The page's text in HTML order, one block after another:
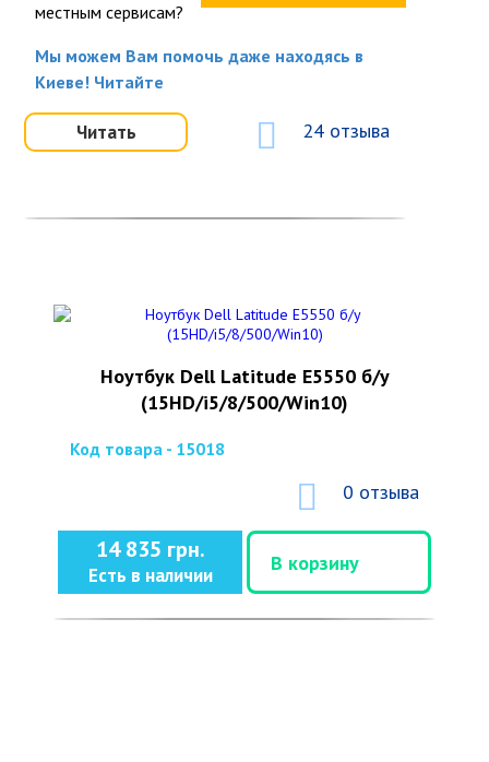
местным сервисам?
Мы можем Вам помочь даже находясь в
Киеве! Читайте
Читать 24 отзыва
Ноутбук Dell Latitude E5550 б/у
(15HD/i5/8/500/Win10)
Код товара - 15018
0 отзыва
14 835 грн.
Есть в наличии
В корзину